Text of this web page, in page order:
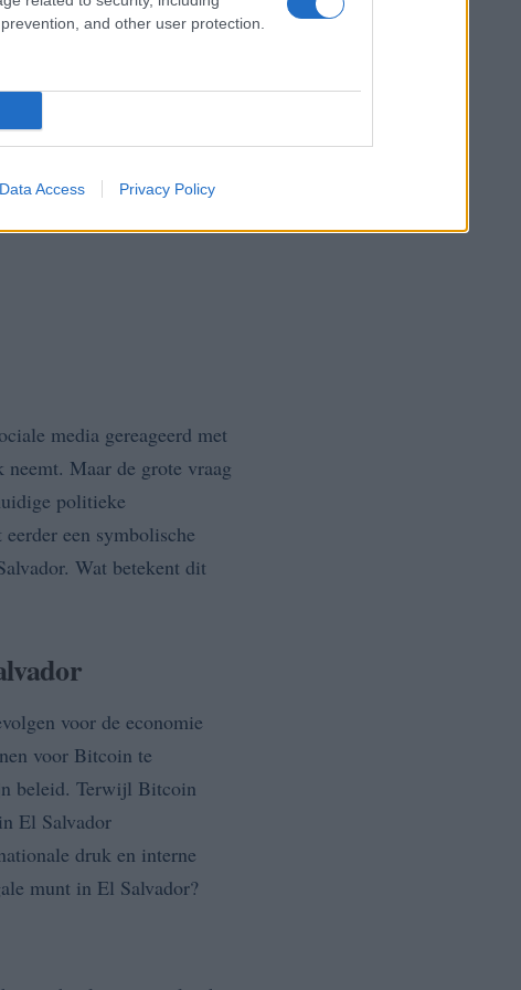
and other user protection.
Data Access Privacy Policy
media gereageerd met
Maar de grote vraag
politieke
een symbolische
Wat betekent dit
voor de economie
voor Bitcoin te
beleid. Terwijl Bitcoin
El Salvador
druk en interne
munt in El Salvador?